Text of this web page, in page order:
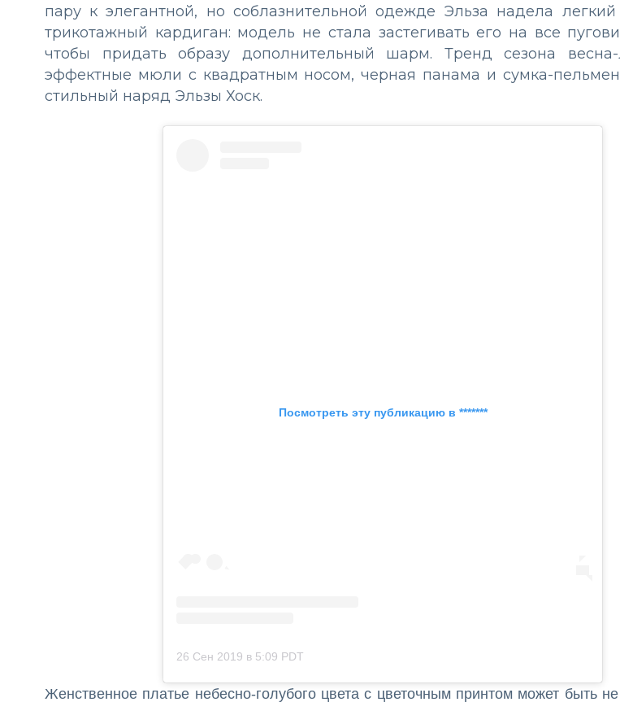
пару к элегантной, но соблазнительной одежде Эльза надела
трикотажный кардиган: модель не стала застегивать его на все
чтобы придать образу дополнительный шарм. Тренд сезона
эффектные мюли с квадратным носом, черная панама и сумка-
стильный наряд Эльзы Хоск.
Посмотреть эту публикацию в *******
26 Сен 2019 в 5:09 PDT
Женственное платье небесно-голубого цвета с цветочным принтом может быть